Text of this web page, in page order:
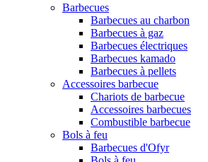
Barbecues
Barbecues au charbon
Barbecues à gaz
Barbecues électriques
Barbecues kamado
Barbecues à pellets
Accessoires barbecue
Chariots de barbecue
Accessoires barbecues
Combustible barbecue
Bols à feu
Barbecues d'Ofyr